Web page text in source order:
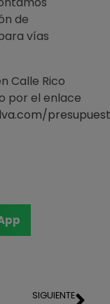
de
vías
Calle Rico
por el enlace
SIGUIENTE